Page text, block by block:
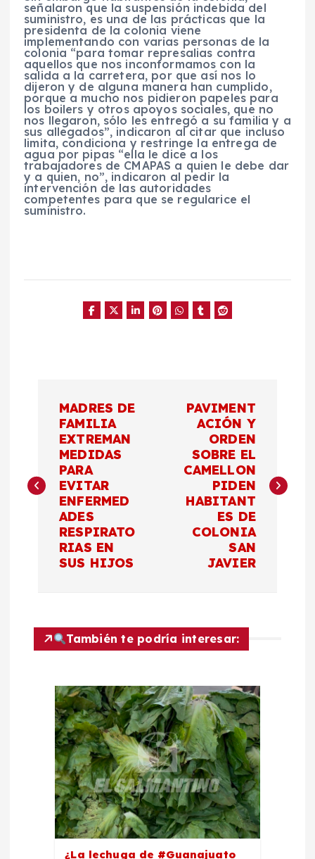
señalaron que la suspensión indebida del
suministro, es una de las prácticas que la
presidenta de la colonia viene
implementando con varias personas de la
colonia “para tomar represalias contra
aquellos que nos inconformamos con la
salida a la carretera, por que así nos lo
dijeron y de alguna manera han cumplido,
porque a mucho nos pidieron papeles para
los boilers y otros apoyos sociales, que no
nos llegaron, sólo les entregó a su familia y a
sus allegados”, indicaron al citar que incluso
limita, condiciona y restringe la entrega de
agua por pipas “ella le dice a los
trabajadores de CMAPAS a quien le debe dar
y a quien, no”, indicaron al pedir la
intervención de las autoridades
competentes para que se regularice el
suministro.
e
MADRES DE
FAMILIA
EXTREMAN
MEDIDAS
PARA
EVITAR
ENFERMED
ADES
RESPIRATO
RIAS EN
SUS HIJOS
PAVIMENT
ACIÓN Y
ORDEN
SOBRE EL
CAMELLON
PIDEN
HABITANT
ES DE
COLONIA
SAN
JAVIER
También te podría interesar:
¿La lechuga de #Guanajuato